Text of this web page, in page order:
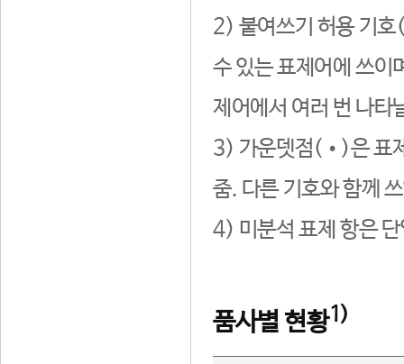
2) 붙여쓰기 허용 기호
수 있는 표제어에 쓰이
제어에서 여러 번 나타
3) 가운뎃점(•)은 표
줌. 다른 기호와 함께
4) 미분석 표제 항은
품사별 현황1)